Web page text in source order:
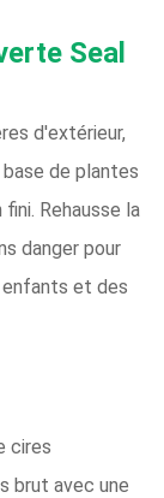
Seal
d'extérieur,
de plantes
Rehausse la
danger pour
et des
cires
brut avec une